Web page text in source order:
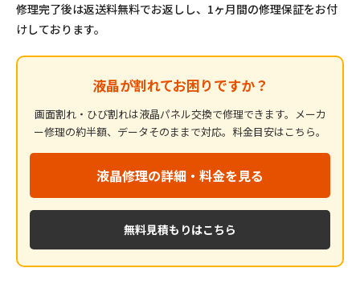
修理完了後は返送料無料でお返しし、1ヶ月間の修理保証をお付
けしております。
液晶が割れてお困りですか？
画面割れ・ひび割れは液晶パネル交換で修理できます。メーカ
ー修理の約半額、データそのままで対応。料金目安はこちら。
液晶修理の詳細・料金を見る
無料見積もりはこちら